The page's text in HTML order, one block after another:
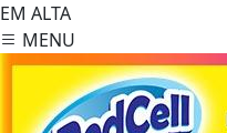
EM ALTA
MENU